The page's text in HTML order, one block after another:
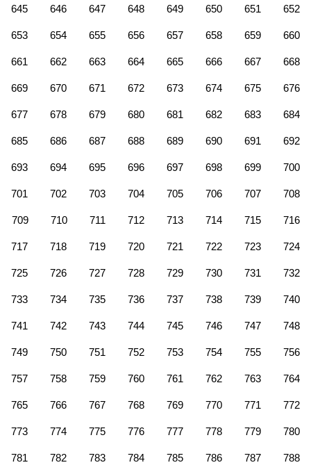
645 646 647 648 649 650 651 652
653 654 655 656 657 658 659 660
661 662 663 664 665 666 667 668
669 670 671 672 673 674 675 676
677 678 679 680 681 682 683 684
685 686 687 688 689 690 691 692
693 694 695 696 697 698 699 700
701 702 703 704 705 706 707 708
709 710 711 712 713 714 715 716
717 718 719 720 721 722 723 724
725 726 727 728 729 730 731 732
733 734 735 736 737 738 739 740
741 742 743 744 745 746 747 748
749 750 751 752 753 754 755 756
757 758 759 760 761 762 763 764
765 766 767 768 769 770 771 772
773 774 775 776 777 778 779 780
781 782 783 784 785 786 787 788